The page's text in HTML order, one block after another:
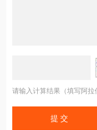
请输入计算结果（填写阿